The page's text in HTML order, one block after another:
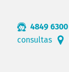
4849 6300
consultas